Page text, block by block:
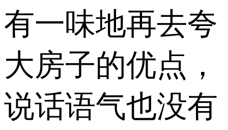
有一味地再去夸
大房子的优点，
说话语气也没有